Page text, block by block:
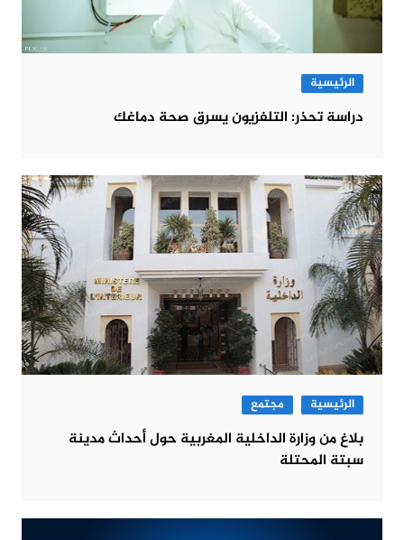
الرئيسية
دراسة تحذر: التلفزيون يسرق صحة دماغك
الرئيسية مجتمع
بلاغ من وزارة الداخلية المغربية حول أحداث مدينة
سبتة المحتلة